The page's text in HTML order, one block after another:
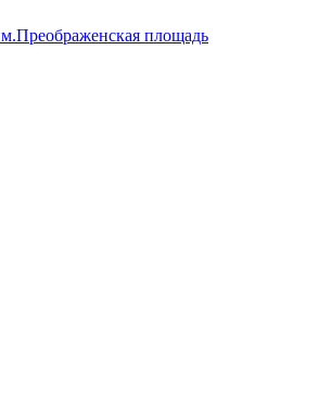
м.Преображенская площадь